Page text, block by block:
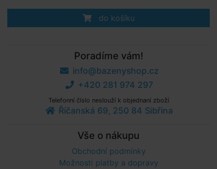
do košíku
Poradíme vám!
info@bazenyshop.cz
+420 281 974 297
Telefonní číslo neslouží k objednaní zboží
Říčanská 69, 250 84 Sibřina
Vše o nákupu
Obchodní podmínky
Možnosti platby a dopravy